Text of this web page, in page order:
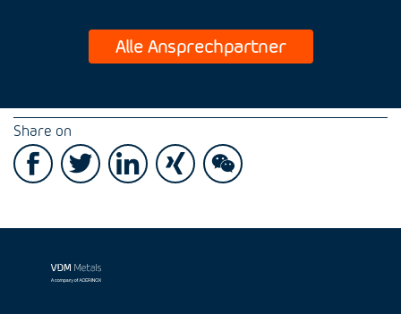
Alle Ansprechpartner
Share on